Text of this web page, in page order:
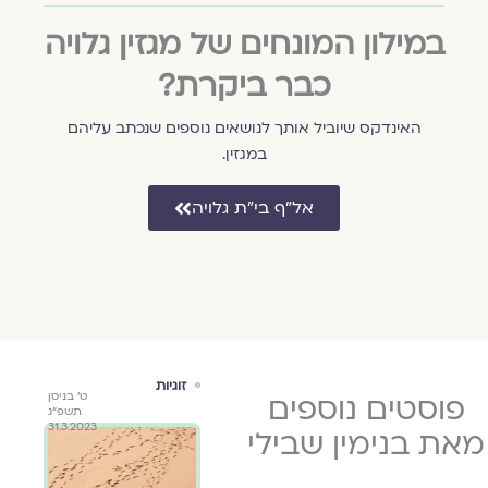
במילון המונחים של מגזין גלויה
כבר ביקרת?
האינדקס שיוביל אותך לנושאים נוספים שנכתב עליהם
במגזין.
אל״ף בי״ת גלויה
פוסטים נוספים
בנימין שבילי
תשפ״ג
זוגיות
ט׳ בניסן
תשפ״ג
31.3.2023